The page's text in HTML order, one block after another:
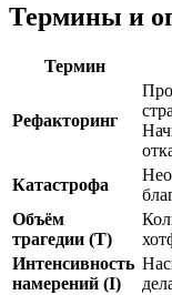
Термины и
Термин
Рефакторинг
Катастрофа
Объём
трагедии (T)
Интенсивность
намерений (I)